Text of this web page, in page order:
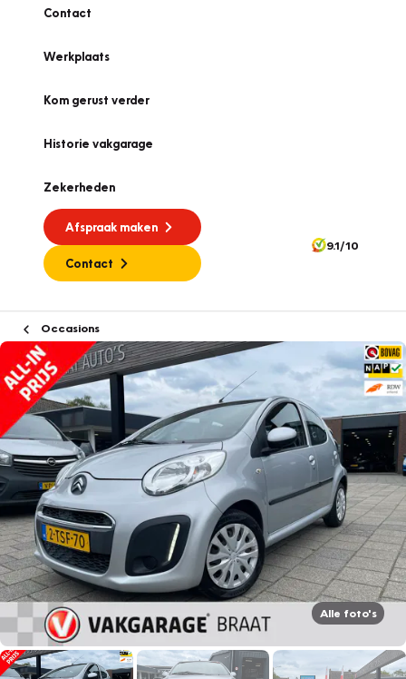
Contact
Werkplaats
Kom gerust verder
Historie vakgarage
Zekerheden
Afspraak maken
Contact
9.1/10
Occasions
Alle foto's